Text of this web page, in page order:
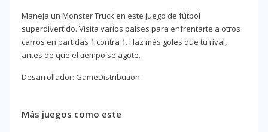
Maneja un Monster Truck en este juego de fútbol
superdivertido. Visita varios países para enfrentarte a otros
carros en partidas 1 contra 1. Haz más goles que tu rival,
antes de que el tiempo se agote.
Desarrollador: GameDistribution
Más juegos como este